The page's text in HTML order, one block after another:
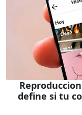
define si tu